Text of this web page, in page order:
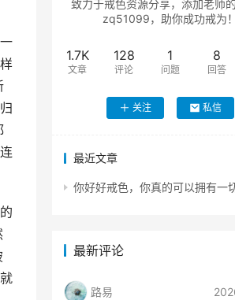
致力于戒色资源分享，添加老师的
zq51099，助你成功戒为！
1.7K
文章
128
评论
1
问题
8
回答
关注 私信
最近文章
你好好戒色，你真的可以拥有一
最新评论
路易